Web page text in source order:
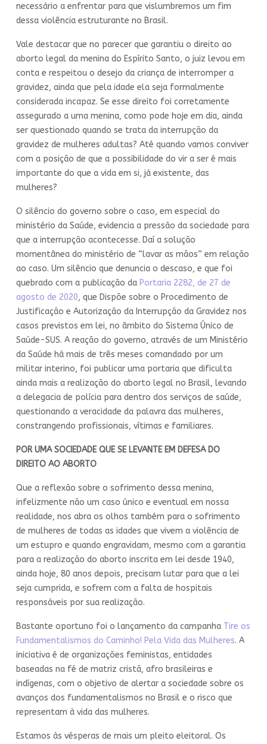
necessário a enfrentar para que vislumbremos um fim
dessa violência estruturante no Brasil.
Vale destacar que no parecer que garantiu o direito ao
aborto legal da menina do Espírito Santo, o juiz levou em
conta e respeitou o desejo da criança de interromper a
gravidez, ainda que pela idade ela seja formalmente
considerada incapaz. Se esse direito foi corretamente
assegurado a uma menina, como pode hoje em dia, ainda
ser questionado quando se trata da interrupção da
gravidez de mulheres adultas? Até quando vamos conviver
com a posição de que a possibilidade do vir a ser é mais
importante do que a vida em si, já existente, das
mulheres?
O silêncio do governo sobre o caso, em especial do
ministério da Saúde, evidencia a pressão da sociedade para
que a interrupção acontecesse. Daí a solução
momentânea do ministério de “lavar as mãos” em relação
ao caso. Um silêncio que denuncia o descaso, e que foi
quebrado com a publicação da Portaria 2282, de 27 de
agosto de 2020, que Dispõe sobre o Procedimento de
Justificação e Autorização da Interrupção da Gravidez nos
casos previstos em lei, no âmbito do Sistema Único de
Saúde-SUS. A reação do governo, através de um Ministério
da Saúde há mais de três meses comandado por um
militar interino, foi publicar uma portaria que dificulta
ainda mais a realização do aborto legal no Brasil, levando
a delegacia de polícia para dentro dos serviços de saúde,
questionando a veracidade da palavra das mulheres,
constrangendo profissionais, vítimas e familiares.
POR UMA SOCIEDADE QUE SE LEVANTE EM DEFESA DO
DIREITO AO ABORTO
Que a reflexão sobre o sofrimento dessa menina,
infelizmente não um caso único e eventual em nossa
realidade, nos abra os olhos também para o sofrimento
de mulheres de todas as idades que vivem a violência de
um estupro e quando engravidam, mesmo com a garantia
para a realização do aborto inscrita em lei desde 1940,
ainda hoje, 80 anos depois, precisam lutar para que a lei
seja cumprida, e sofrem com a falta de hospitais
responsáveis por sua realização.
Bastante oportuno foi o lançamento da campanha Tire os
Fundamentalismos do Caminho! Pela Vida das Mulheres. A
iniciativa é de organizações feministas, entidades
baseadas na fé de matriz cristã, afro brasileiras e
indígenas, com o objetivo de alertar a sociedade sobre os
avanços dos fundamentalismos no Brasil e o risco que
representam à vida das mulheres.
Estamos às vésperas de mais um pleito eleitoral. Os